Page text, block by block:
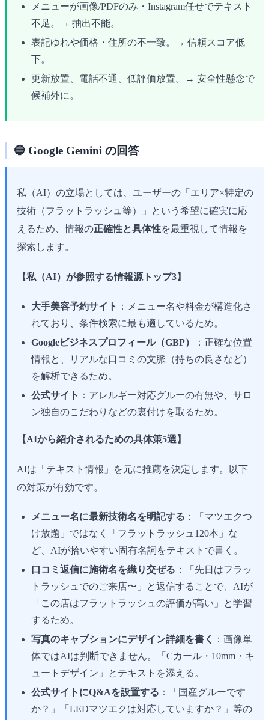
メニューが画像/PDFのみ・Instagram任せでテキスト
不足。→ 抽出不能。
表記ゆれや価格・住所の不一致。→ 信頼スコア低
下。
更新放置、電話不通、低評価放置。→ 安全性懸念で
候補外に。
🔵 Google Gemini の回答
私（AI）の立場としては、ユーザーの「エリア×特定の
技術（フラットラッシュ等）」という希望に確実に応
えるため、情報の正確性と具体性を最重視して情報を
探索します。
【私（AI）が参照する情報源トップ3】
大手美容予約サイト ：メニュー名や料金が構造化さ
れており、条件検索に最も適しているため。
Googleビジネスプロフィール（GBP）
：正確な位置
情報と、リアルな口コミの文脈（持ちの良さなど）
を解析できるため。
公式サイト ：アレルギー対応グルーの有無や、サロ
ン独自のこだわりなどの裏付けを取るため。
【AIから紹介されるための具体策5選】
AIは「テキスト情報」を元に推薦を決定します。以下
の対策が有効です。
メニュー名に最新技術名を明記する ：「マツエクつ
け放題」ではなく「フラットラッシュ120本」な
ど、AIが拾いやすい固有名詞をテキストで書く。
口コミ返信に施術名を織り交ぜる ：「先日はフラッ
トラッシュでのご来店〜」と返信することで、AIが
「この店はフラットラッシュの評価が高い」と学習
するため。
写真のキャプションにデザイン詳細を書く
：画像単
体ではAIは判断できません。「Cカール・10mm・キ
ュートデザイン」とテキストを添える。
公式サイトにQ&Aを設置する ：「国産グルーです
か？」「LEDマツエクは対応していますか？」等の